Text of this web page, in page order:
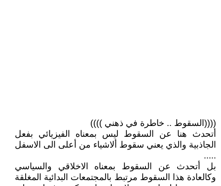
((((السقوط .. خاطرة في ذهني ))))
أتحدث هنا عن السقوط ليس بمعناه الفيزيائي بفعل
الجاذبية والذي يعني سقوط ألاشياء من أعلى الى الاسفل
.....
بل أتحدث عن السقوط بمعناه الاخلاقي والسياسي
وكالعادة هذا السقوط مرتبط بالمجتمعات البدائية المغلقة